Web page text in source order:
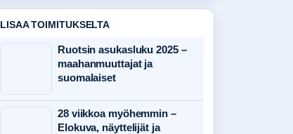
LISAA TOIMITUKSELTA
Ruotsin asukasluku 2025 –
maahanmuuttajat ja
suomalaiset
28 viikkoa myöhemmin –
Elokuva, näyttelijät ja